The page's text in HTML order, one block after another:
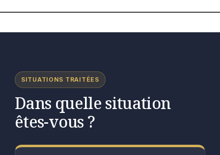
SITUATIONS TRAITÉES
Dans quelle situation
êtes-vous ?